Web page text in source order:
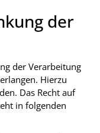
der
der Verarbeitung
Hierzu
Das Recht auf
in folgenden